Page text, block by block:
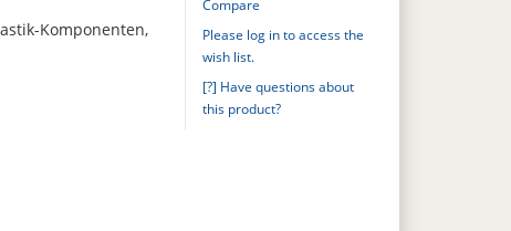
Komponenten,
Compare
Please log in to access the
wish list.
[?] Have questions about
this product?